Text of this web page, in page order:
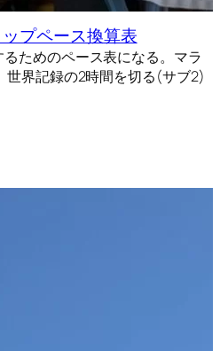
プペース換算表
ためのペース表になる。マラ
世界記録の2時間を切る(サブ2)